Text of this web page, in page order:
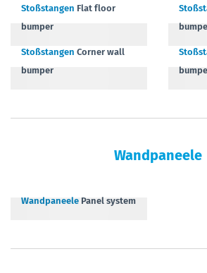
Stoßstangen Flat floor
bumper
Stoßstangen Corner wall
bumper
Wandpaneele
Wandpaneele Panel system